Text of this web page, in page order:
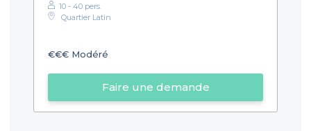
10 - 40 pers.
Quartier Latin
€€€ Modéré
Faire une demande